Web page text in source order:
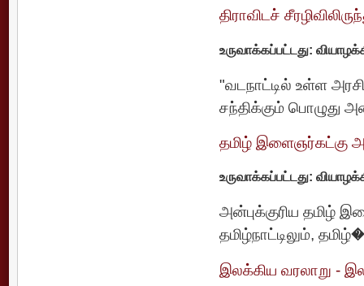
திராவிடச்
உருவாக்கப்பட்டது:
"வடநாட்டில் உள்ள
சந்திக்கும் பொழுது
தமிழ் இளைஞர்கட்கு
உருவாக்கப்பட்டது:
அன்புக்குரிய தமிழ்
தமிழ்நாட்டிலும்,
இலக்கிய வரலாறு -